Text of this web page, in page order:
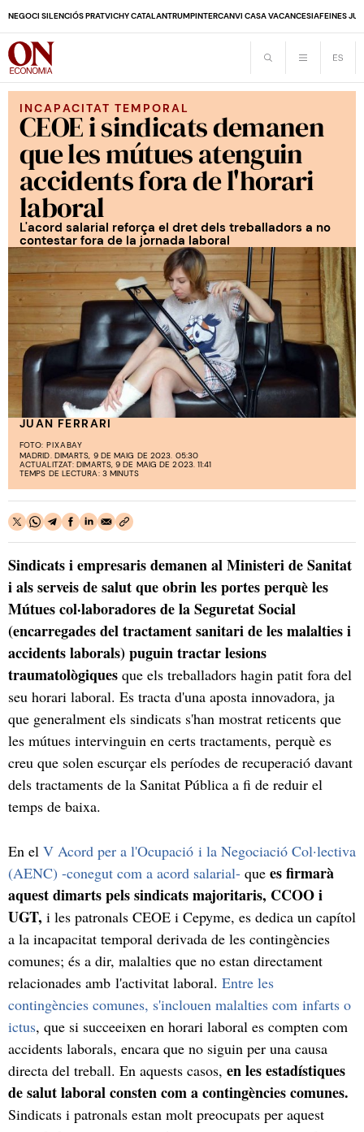
NEGOCI SILENCIÓS PRATVICHY CATALANTRUMPINTERCANVI CASA VACANCESIAFEINES
INCAPACITAT TEMPORAL
CEOE i sindicats demanen
que les mútues atenguin
accidents fora de l'horari
laboral
L'acord salarial reforça el dret dels treballadors a no
contestar fora de la jornada laboral
JUAN FERRARI
FOTO: PIXABAY
MADRID. DIMARTS, 9 DE MAIG DE 2023. 05:30
ACTUALITZAT: DIMARTS, 9 DE MAIG DE 2023. 11:41
TEMPS DE LECTURA: 3 MINUTS
Sindicats i empresaris demanen al Ministeri de Sanitat
i als serveis de salut que obrin les portes perquè les
Mútues col·laboradores de la Seguretat Social
(encarregades del tractament sanitari de les malalties i
accidents laborals) puguin tractar lesions
traumatològiques que els treballadors hagin patit fora del
seu horari laboral. Es tracta d'una aposta innovadora, ja
que generalment els sindicats s'han mostrat reticents que
les mútues intervinguin en certs tractaments, perquè es
creu que solen escurçar els períodes de recuperació davant
dels tractaments de la Sanitat Pública a fi de reduir el
temps de baixa.
En el V Acord per a l'Ocupació i la Negociació Col·lectiva
(AENC) -conegut com a acord salarial- que es firmarà
aquest dimarts pels sindicats majoritaris, CCOO i
UGT, i les patronals CEOE i Cepyme, es dedica un capítol
a la incapacitat temporal derivada de les contingències
comunes; és a dir, malalties que no estan directament
relacionades amb l'activitat laboral. Entre les
contingències comunes, s'inclouen malalties com infarts o
ictus, que si succeeixen en horari laboral es compten com
accidents laborals, encara que no siguin per una causa
directa del treball. En aquests casos, en les estadístiques
de salut laboral consten com a contingències comunes.
Sindicats i patronals estan molt preocupats per aquest